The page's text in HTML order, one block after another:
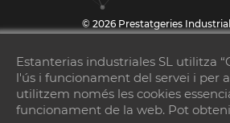
© 2026 Prestatgeries
Avís Legal|Política de Cookies
aquest?protiendas.net
Estanterias industriales SL utilitza
l'ús i funcionament del servei i per
utilitzem només les cookies
funcionament de la web. Pot